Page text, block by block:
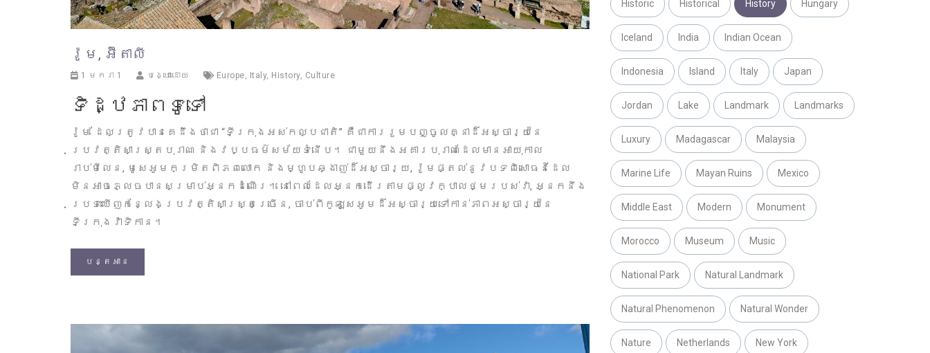
រ៉ូម, អ៊ីតាលី
1 មករា 1 បង្ហោះដោយ Europe, Italy, History, Culture
ទិដ្ឋភាពទូទៅ
រ៉ូម ដែលត្រូវបានគេដឹងថាជា “ទីក្រុងអស់កល្បជាតិ” គឺជាការរួមបញ្ចូលគ្នាដ៏អស្ចារ្យនៃ
ប្រវត្តិសាស្ត្របុរាណ និងវប្បធម៌សម័យទំនើប។ ជាមួយនឹងអគារបុរាណដែលមានអាយុកាល
រាប់មីលេន, មូសេអូមកម្រិតពិភពលោក និងម្ហូបឆ្ងាញ់ដ៏អស្ចារ្យ, រ៉ូមផ្តល់នូវបទពិសោធន៍ដែល
មិនអាចភ្លេចបានសម្រាប់អ្នកដំណើរ។ នៅពេលដែលអ្នកដើរតាមផ្លូវក្បាលថ្មរបស់វា, អ្នកនឹង
ប្រទះឃើញកន្លែងប្រវត្តិសាស្ត្រច្រើន, ចាប់ពីកូឡូសេអូមដ៏អស្ចារ្យទៅកាន់ភាពអស្ចារ្យនៃ
ទីក្រុងវ៉ាទិកាន។
បន្តអាន
Historic Historical History Hungary
Iceland India Indian Ocean
Indonesia Island Italy Japan
Jordan Lake Landmark Landmarks
Luxury Madagascar Malaysia
Marine Life Mayan Ruins Mexico
Middle East Modern Monument
Morocco Museum Music
National Park Natural Landmark
Natural Phenomenon Natural Wonder
Nature Netherlands New York